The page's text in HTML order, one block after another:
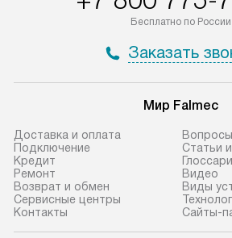
Бесплатно по России
Заказать
Мир Falmec
Доставка и оплата
Подключение
Кредит
Ремонт
Возврат и обмен
Сервисные центры
Контакты
Статьи
Видео
Виды
Сайты-